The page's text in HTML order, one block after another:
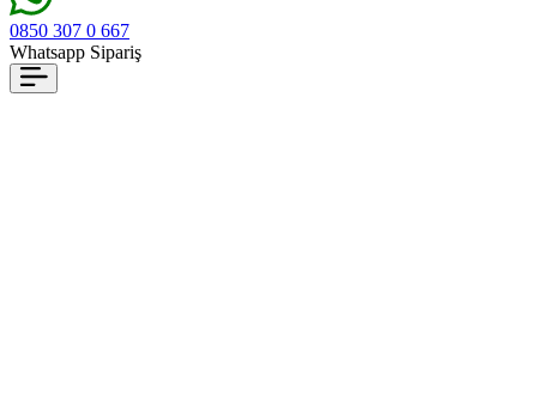
0850 307 0 667
Whatsapp Sipariş